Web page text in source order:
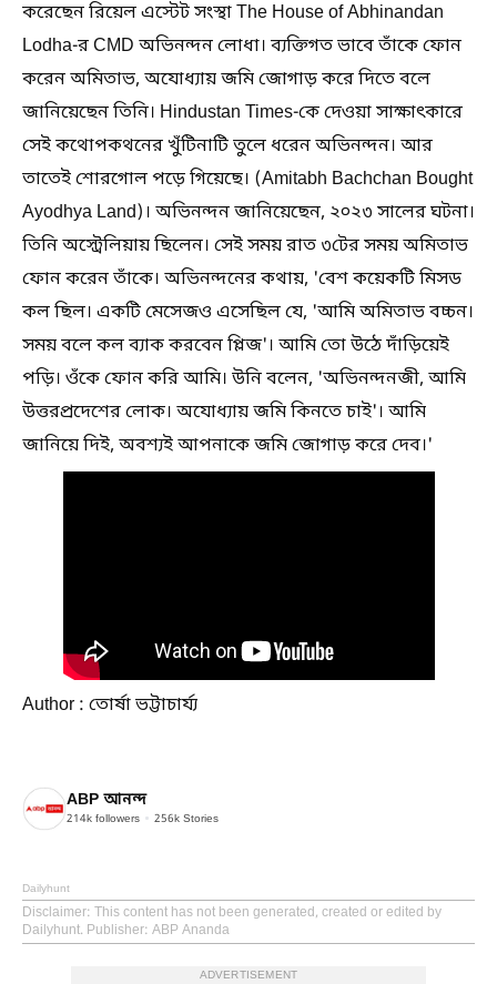
করেছেন রিয়েল এস্টেট সংস্থা The House of Abhinandan
Lodha-র CMD অভিনন্দন লোধা। ব্যক্তিগত ভাবে তাঁকে ফোন
করেন অমিতাভ, অযোধ্যায় জমি জোগাড় করে দিতে বলে
জানিয়েছেন তিনি। Hindustan Times-কে দেওয়া সাক্ষাৎকারে
সেই কথোপকথনের খুঁটিনাটি তুলে ধরেন অভিনন্দন। আর
তাতেই শোরগোল পড়ে গিয়েছে। (Amitabh Bachchan Bought
Ayodhya Land)। অভিনন্দন জানিয়েছেন, ২০২৩ সালের ঘটনা।
তিনি অস্ট্রেলিয়ায় ছিলেন। সেই সময় রাত ৩টের সময় অমিতাভ
ফোন করেন তাঁকে। অভিনন্দনের কথায়, 'বেশ কয়েকটি মিসড
কল ছিল। একটি মেসেজও এসেছিল যে, 'আমি অমিতাভ বচ্চন।
সময় বলে কল ব্যাক করবেন প্লিজ'। আমি তো উঠে দাঁড়িয়েই
পড়ি। ওঁকে ফোন করি আমি। উনি বলেন, 'অভিনন্দনজী, আমি
উত্তরপ্রদেশের লোক। অযোধ্যায় জমি কিনতে চাই'। আমি
জানিয়ে দিই, অবশ্যই আপনাকে জমি জোগাড় করে দেব।'
Author : তোর্ষা ভট্টাচার্য্য
ABP আনন্দ
214k followers 256k Stories
Dailyhunt
Disclaimer: This content has not been generated, created or edited by
Dailyhunt. Publisher: ABP Ananda
ADVERTISEMENT